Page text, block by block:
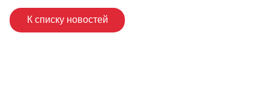
К списку новостей